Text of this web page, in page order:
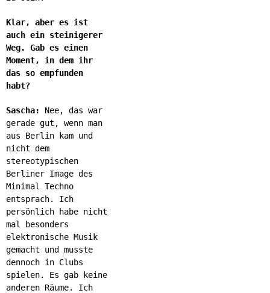
Klar, aber es ist
auch ein steinigerer
Weg. Gab es einen
Moment, in dem ihr
das so empfunden
habt?
Sascha:
Nee, das war
gerade gut, wenn man
aus Berlin kam und
nicht dem
stereotypischen
Berliner Image des
Minimal Techno
entsprach. Ich
persönlich habe nicht
mal besonders
elektronische Musik
gemacht und musste
dennoch in Clubs
spielen. Es gab keine
anderen Räume. Ich